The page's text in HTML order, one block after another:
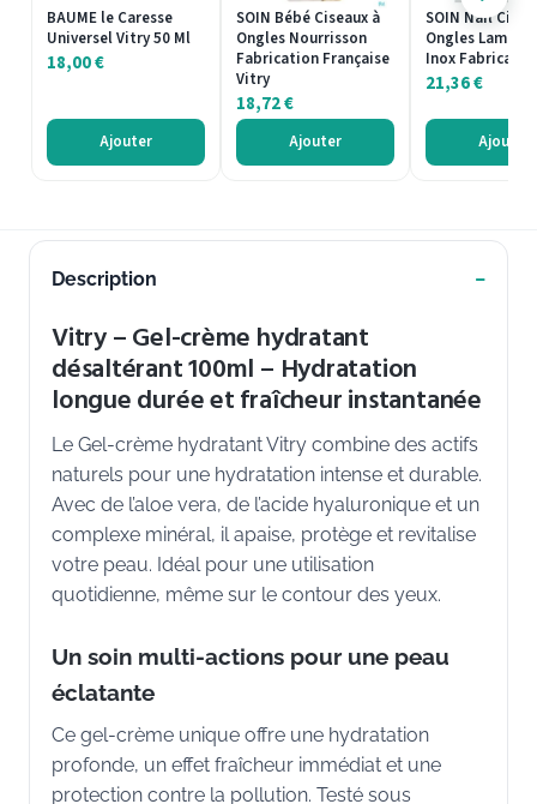
BAUME le Caresse
Universel Vitry 50 Ml
18,00€
Ajouter
SOIN Bébé Ciseaux à
Ongles Nourrisson
Fabrication Française
Vitry
18,72€
Ajouter
SOIN Nail
Ongles Lames
Inox
21,36€
Ajouter
Description
Vitry – Gel-crème hydratant
désaltérant 100ml – Hydratation
longue durée et fraîcheur instantanée
Le Gel-crème hydratant Vitry combine des actifs
naturels pour une hydratation intense et durable.
Avec de l’aloe vera, de l’acide hyaluronique et un
complexe minéral, il apaise, protège et revitalise
votre peau. Idéal pour une utilisation
quotidienne, même sur le contour des yeux.
Un soin multi-actions pour une peau
éclatante
Ce gel-crème unique offre une hydratation
profonde, un effet fraîcheur immédiat et une
protection contre la pollution. Testé sous